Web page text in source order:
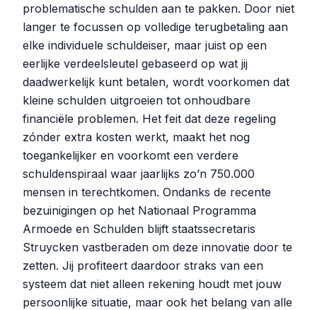
problematische schulden aan te pakken. Door niet
langer te focussen op volledige terugbetaling aan
elke individuele schuldeiser, maar juist op een
eerlijke verdeelsleutel gebaseerd op wat jij
daadwerkelijk kunt betalen, wordt voorkomen dat
kleine schulden uitgroeien tot onhoudbare
financiële problemen. Het feit dat deze regeling
zónder extra kosten werkt, maakt het nog
toegankelijker en voorkomt een verdere
schuldenspiraal waar jaarlijks zo’n 750.000
mensen in terechtkomen. Ondanks de recente
bezuinigingen op het Nationaal Programma
Armoede en Schulden blijft staatssecretaris
Struycken vastberaden om deze innovatie door te
zetten. Jij profiteert daardoor straks van een
systeem dat niet alleen rekening houdt met jouw
persoonlijke situatie, maar ook het belang van alle